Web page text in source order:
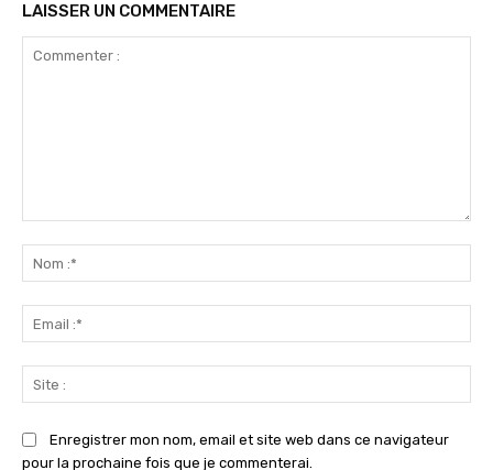
LAISSER UN COMMENTAIRE
:*
:*
:
Enregistrer mon nom, email et site web dans ce navigateur
pour la prochaine fois que je commenterai.